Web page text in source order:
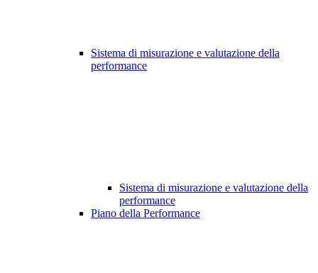
Sistema di misurazione e valutazione della
performance
Sistema di misurazione e valutazione della
performance
Piano della Performance